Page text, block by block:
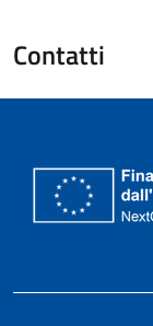
Contatti